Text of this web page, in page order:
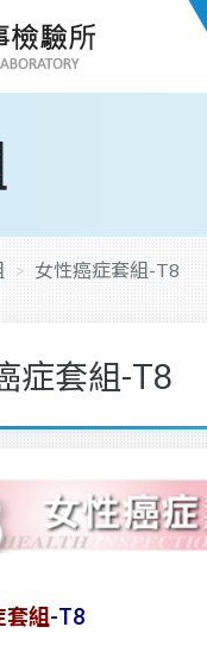
女性癌症套組-T8
症套組-T8
套組-T8